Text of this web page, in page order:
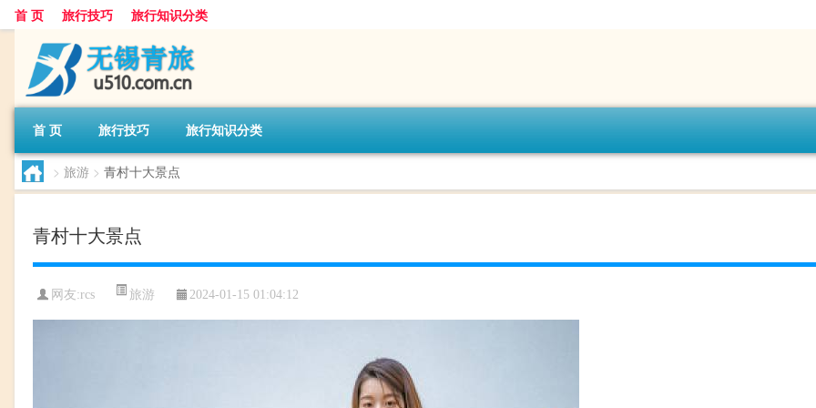
首 页 旅行技巧 旅行知识分类
首 页 旅行技巧 旅行知识分类
> 旅游 > 青村十大景点
青村十大景点
网友:rcs 旅游 2024-01-15 01:04:12